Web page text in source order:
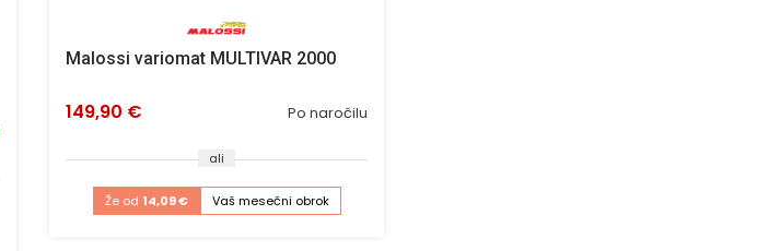
Malossi variomat MULTIVAR 2000
Po naročilu
149,90 €
ali
Že od 14,09 € Vaš mesečni obrok